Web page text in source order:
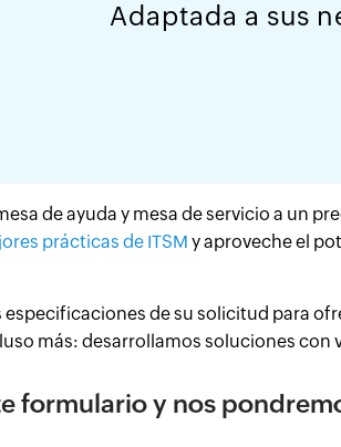
Adaptada a sus
de ayuda y mesa de servicio a un
prácticas de ITSM y aproveche el
de su solicitud para
más: desarrollamos soluciones con
formulario y nos